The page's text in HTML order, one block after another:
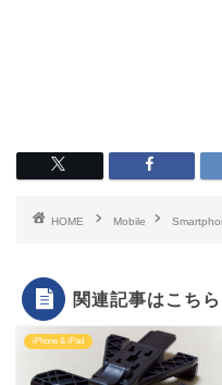
HOME Mobile
関連記事はこちら
iPhone & iPad